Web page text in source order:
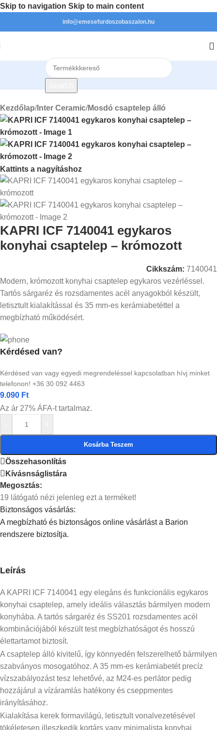
Skip to navigation Skip to main content
info@emesefurdoszobaszalon.hu
Kezdőlap/Inter Ceramic/Mosdó csaptelep álló
Kattints a nagyításhoz
KAPRI ICF 7140041 egykaros
konyhai csaptelep – krómozott
Cikkszám: 7140041
Modern, krómozott konyhai csaptelep egykaros vezérléssel.
Tartós sárgaréz és rozsdamentes acél anyagokból készült,
letisztult kialakítással és 35 mm-es kerámiabetéttel a
megbízható működésért.
Kérdésed van?
Kérdésed van vagy egyedi megrendeléssel kapcsolatban hívj minket
telefonon! +36 30 092 4463
9.090 Ft
Az ár 27% ÁFA-t tartalmaz.
Kosárba Teszem
Összehasonlítás
Kívásnságlistára
Megosztás:
19 látógató nézi jelenleg ezt a terméket!
Biztonságos vásárlás:
A megbízható és biztonságos online vásárlást a Barion
rendszere biztosítja.
Leírás
A KAPRI ICF 7140041 egy elegáns és funkcionális egykaros
konyhai csaptelep, amely ideális választás bármilyen modern
konyhába. A tartós sárgaréz és SS201 rozsdamentes acél
kombinációjából készült test megbízhatóságot és hosszú
élettartamot biztosít.
A csaptelep álló kivitelű, így könnyedén felszerelhető bármilyen
szabványos mosogatóhoz. A 35 mm-es kerámiabetét precíz
vízszabályozást tesz lehetővé, az M24-es perlátor pedig
hozzájárul a vízáramlás hatékony és cseppmentes
irányításához.
Kialakítása kerek formavilágú, letisztult vonalvezetésével
tökéletesen illeszkedik kortárs vagy minimalista konyhai